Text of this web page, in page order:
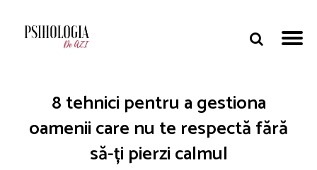
8 tehnici pentru a gestiona
oamenii care nu te respectă fără
să-ți pierzi calmul